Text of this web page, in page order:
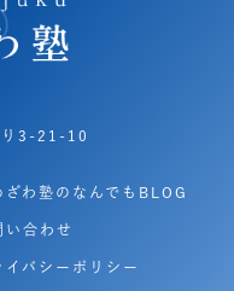
り3-21-10
ざわ塾のなんでもBLOG
い合わせ
イバシーポリシー